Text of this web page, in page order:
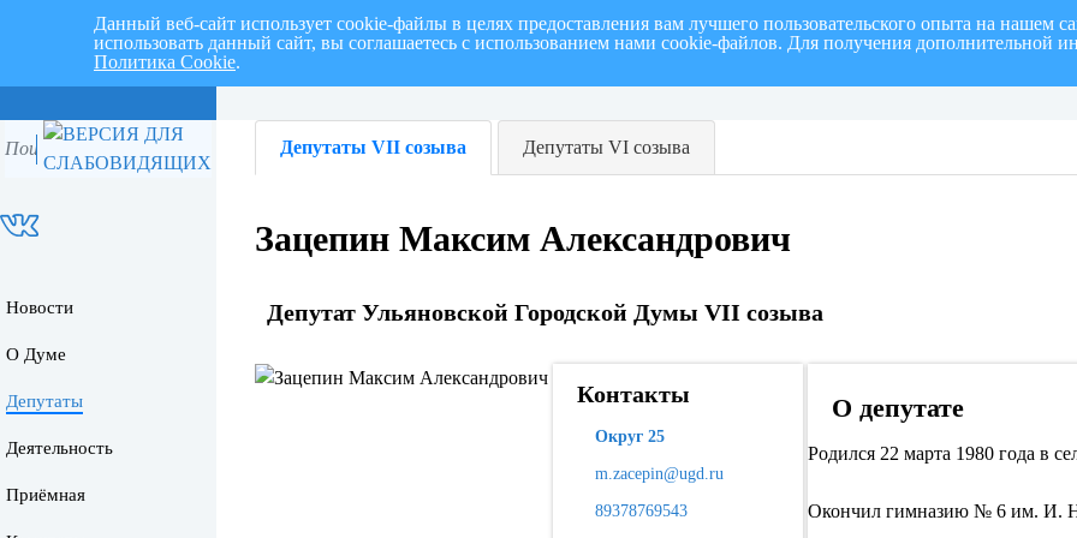
Новости
О Думе
Депутаты
Деятельность
Приёмная
Депутаты VII созыва Депутаты VI созыва
Зацепин Максим Александрович
Депутат Ульяновской Городской Думы VII созыва
Контакты
Округ 25
m.zacepin@ugd.ru
89378769543
О депутате
Родился 22 марта 1980 года в
Окончил гимназию № 6 им. И.
Данный веб-сайт использует cookie-файлы в целях предоставления вам лучшего пользовательского опыта на нашем
использовать данный сайт, вы соглашаетесь с использованием нами cookie-файлов. Для получения дополнительной
Политика Cookie.